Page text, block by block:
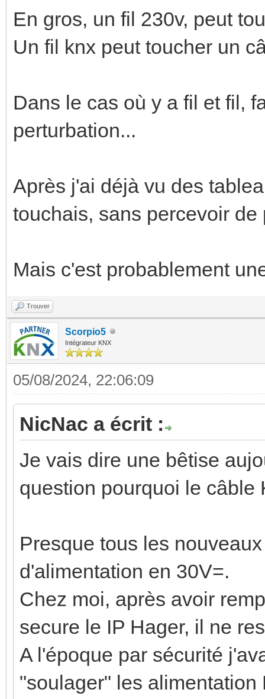
En gros, un fil 230v, peut
Un fil knx peut toucher un
Dans le cas où y a fil et fil,
perturbation...
Après j'ai déjà vu des
touchais, sans percevoir
Mais c'est probablement
Trouver
Scorpio5
Intégrateur KNX
05/08/2024, 22:06:09
NicNac a écrit :
Je vais dire une bêtise
question pourquoi le câble
Presque tous les
d'alimentation en 30V=.
Chez moi, après avoir
secure le IP Hager, il ne
A l'époque par sécurité
"soulager" les alimentation